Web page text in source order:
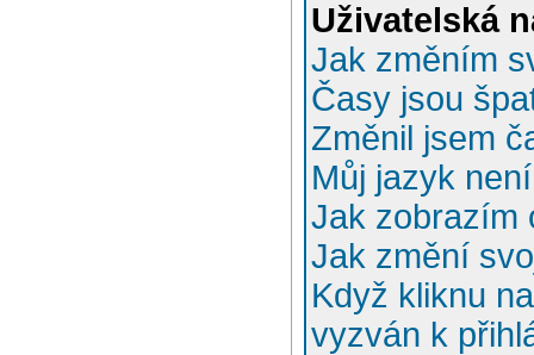
Uživatelská
Jak změním
Časy jsou
Změnil jsem
Můj jazyk
Jak zobrazím
Jak změní
Když kliknu
vyzván k